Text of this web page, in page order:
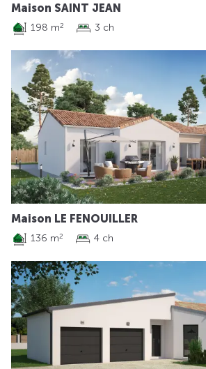
Maison SAINT JEAN
198 m2 3 ch
Maison LE FENOUILLER
136 m2 4 ch